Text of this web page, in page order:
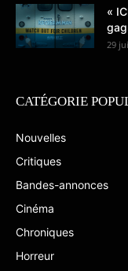
«
29
CATÉGORIE
Nouvelles
Critiques
Bandes-annonces
Cinéma
Chroniques
Horreur